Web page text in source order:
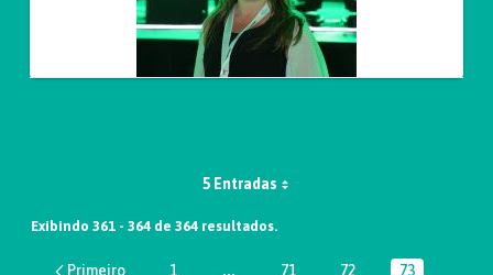
5 Entradas
Exibindo 361 - 364 de 364 resultados.
1 ... 71 72 73